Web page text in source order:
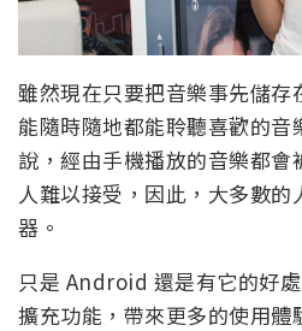
雖然現在只要把音樂事先儲
能隨時隨地都能聆聽喜歡的音
說，經由手機播放的音樂都
人難以接受，因此，大多數
器。
只是 Android 還是有它的好
擴充功能，帶來更多的使用體